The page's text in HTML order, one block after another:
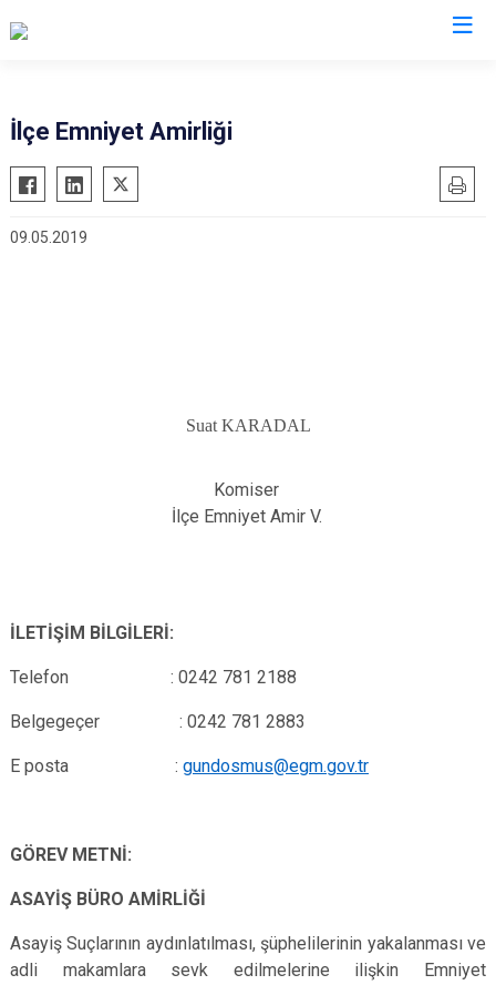
Akseki
Alanya
Elmalı
Konyaaltı
İlçe Emniyet Amirliği
09.05.2019
Suat KARADAL
Komiser
İlçe Emniyet Amir V.
İLETİŞİM BİLGİLERİ:
Telefon : 0242 781 2188
Belgegeçer : 0242 781 2883
E posta : gundosmus@egm.gov.tr
GÖREV METNİ:
ASAYİŞ BÜRO AMİRLİĞİ
Asayiş Suçlarının aydınlatılması, şüphelilerinin yakalanması ve
adli makamlara sevk edilmelerine ilişkin Emniyet